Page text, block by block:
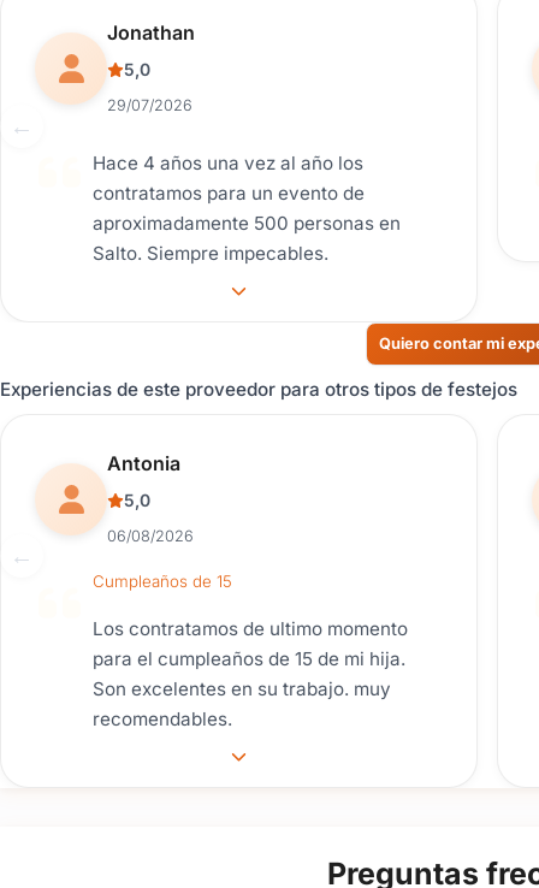
Reseña de usuario.
Jonathan
5,0
29/07/2026
Hace 4 años una vez al año los
contratamos para un evento de
aproximadamente 500 personas en
Salto. Siempre impecables.
Quiero contar mi
Experiencias de este proveedor para otros tipos de festejos
Reseña de usuario.
Antonia
5,0
06/08/2026
Cumpleaños de 15
Los contratamos de ultimo momento
para el cumpleaños de 15 de mi hija.
Son excelentes en su trabajo. muy
recomendables.
Preguntas